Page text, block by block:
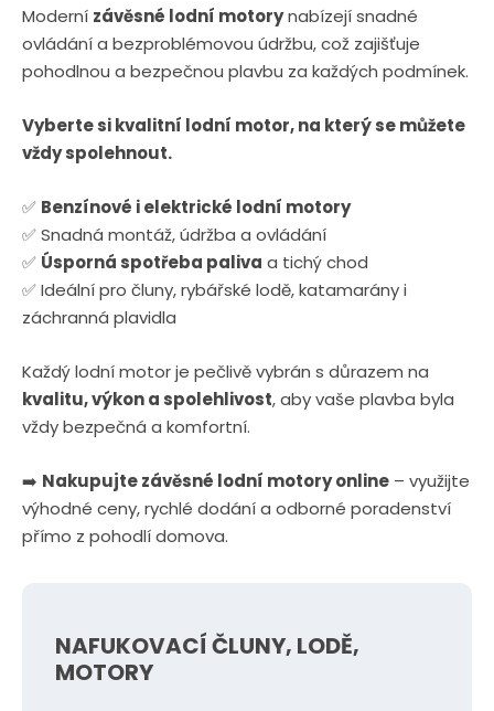
Moderní závěsné lodní motorynabízejí snadné
ovládání a bezproblémovou údržbu, což zajišťuje
pohodlnou a bezpečnou plavbu za každých podmínek.
Vyberte si kvalitní lodní motor, na který se můžete
vždy spolehnout.
✅ Benzínové i elektrické lodní motory
✅ Snadná montáž, údržba a ovládání
✅ Úsporná spotřeba paliva a tichý chod
✅ Ideální pro čluny, rybářské lodě, katamarány i
záchranná plavidla
Každý lodní motor je pečlivě vybrán s důrazem na
kvalitu, výkon a spolehlivost, aby vaše plavba byla
vždy bezpečná a komfortní.
➡️ Nakupujte závěsné lodní motory online– využijte
výhodné ceny, rychlé dodání a odborné poradenství
přímo z pohodlí domova.
NAFUKOVACÍ ČLUNY, LODĚ,
MOTORY